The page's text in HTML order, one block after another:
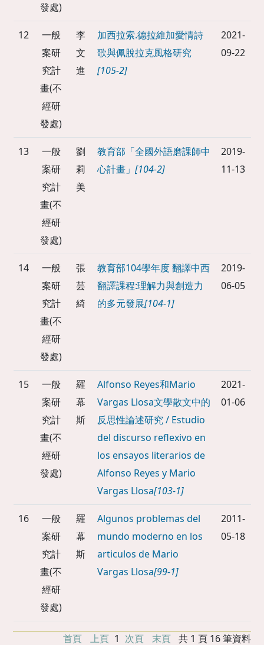
發處)
12
一般
案研
究計
畫(不
經研
發處)
李
文
進
加西拉索.德拉維加愛情詩
歌與佩脫拉克風格研究
[105-2]
2021-
09-22
13
一般
案研
究計
畫(不
經研
發處)
劉
莉
美
教育部「全國外語磨課師中
心計畫」 [104-2]
2019-
11-13
14
一般
案研
究計
畫(不
經研
發處)
張
芸
綺
教育部104學年度 翻譯中西
翻譯課程:理解力與創造力
的多元發展[104-1]
2019-
06-05
15
一般
案研
究計
畫(不
經研
發處)
羅
幕
斯
Alfonso Reyes和Mario
Vargas Llosa文學散文中的
反思性論述研究 / Estudio
del discurso reflexivo en
los ensayos literarios de
Alfonso Reyes y Mario
Vargas Llosa[103-1]
2021-
01-06
16
一般
案研
究計
畫(不
經研
發處)
羅
幕
斯
Algunos problemas del
mundo moderno en los
articulos de Mario
Vargas Llosa[99-1]
2011-
05-18
首頁 上頁 1 次頁 末頁 共 1 頁 16 筆資料